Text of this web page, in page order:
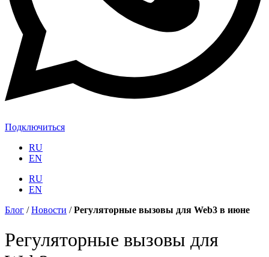
Подключиться
RU
EN
RU
EN
Блог /Новости /Регуляторные вызовы для Web3 в июне
Регуляторные вызовы для